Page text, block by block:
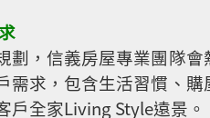
劃，信義房屋專業團隊
需求，包含生活習慣、
戶全家Living Style遠景。